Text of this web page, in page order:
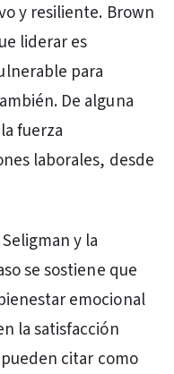
y resiliente. Brown
liderar es
para
De alguna
fuerza
laborales, desde
y la
se sostiene que
emocional
la satisfacción
citar como